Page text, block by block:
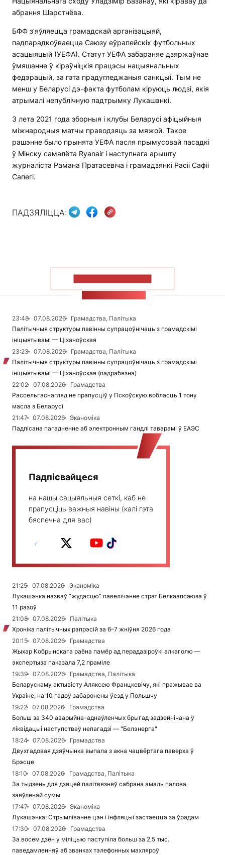
абрання Шарстнёва.
БФФ з’яўляецца грамадскай арганізацыяй,
падпарадкоўваецца Саюзу еўрапейскіх футбольных
асацыяцый (УЕФА). Статут УЕФА забараняе дзяржаўнае
ўмяшанне ў кіраўніцкія працэсы нацыянальных
федэрацый, за гэта прадугледжаныя санкцыі. Тым не
менш у Беларусі дэ-факта футболам кіруюць людзі, якія
атрымалі непублічную падтрымку Лукашэнкі.
З лета 2021 года зборныя і клубы Беларусі афіцыйныя
міжнародныя матчы праводзяць за мяжой. Такое
рашэнне было прынята УЕФА пасля прымусовай пасадкі
ў Мінску самалёта Ryanair і наступнага арышту
журналіста Рамана Пратасевіча і грамадзянкі Расіі Сафіі
Сапегі.
ПАДЗЯЛІЦЦА:
23:48 07.08.2026
Грамадства, Палітыка
Палітычныя структуры павінны супрацоўнічаць з грамадскімі
ініцыятывамі — Ціханоўская
23:23
07.08.2026
Грамадства, Палітыка
Палітычныя структуры павінны супрацоўнічаць з грамадскімі
ініцыятывамі — Ціханоўская (падрабязна)
22:02
07.08.2026
Грамадства
Рассельгаснагляд не прапусціў у Пскоўскую вобласць 1 тону
масла з Беларусі
21:47
07.08.2026
Эканоміка
Падпісана пагадненне аб электронным гандлі таварамі ў ЕАЭС
Падпісвайцеся
на нашы сацыяльныя сеткі, каб не
прапусціць важныя навіны (калі гэта
бяспечна для вас)
21:25 07.08.2026
Эканоміка
Лукашэнка назваў “жудасцю” павелічэнне страт Белкаапсаюза ў
11 разоў
21:08
07.08.2026
Палітыка
Хроніка палітычных рэпрэсій за 6–7 жніўня 2026 года
20:15
07.08.2026
Грамадства
Жыхар Кобрынскага раёна памёр ад перадазіроўкі алкаголю —
экспертыза паказала 7,2 праміле
19:39
07.08.2026
Грамадства, Палітыка
Беларускаму актывісту Аляксею Францкевічу, які пражывае ва
Украіне, на 10 гадоў забаронены ўезд у Польшчу
19:22
07.08.2026
Грамадства
Больш за 340 аварыйна-аднаўленчых брыгад задзейнічана ў
ліквідацыі наступстваў непагадзі — "Белэнерга"
18:24
07.08.2026
Грамадства
Двухгадовая дзяўчынка выпала з акна чацвёртага паверха ў
Брэсце
18:10
07.08.2026
Грамадства, Палітыка
За тыдзень для дзяцей палітвязняў сабрана амаль палова
заяўленай сумы
17:47
07.08.2026
Эканоміка
Лукашэнка: Стрымліванне цэн і інфляцыі застаецца за ўрадам
17:30
07.08.2026
Грамадства
За восем дзён у міліцыю паступіла больш за 2,5 тыс.
паведамленняў аб званках тэлефонных махляроў